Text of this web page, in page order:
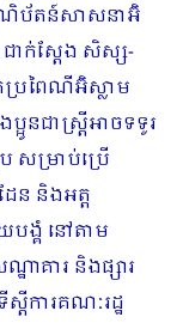
រណិប័តន៍សាសនាអ៊ិ
ជាក់ស្តែង សិស្ស-
ប្រពៃណីអ៊ិស្លាម
នជាស្ត្រីអាចទទូរ
សម្រាប់ប្រើ
ន និងអត្ត
ង្គំ នៅតាម
ឋាគារ និងផ្សារ
ការគណៈរដ្ឋ